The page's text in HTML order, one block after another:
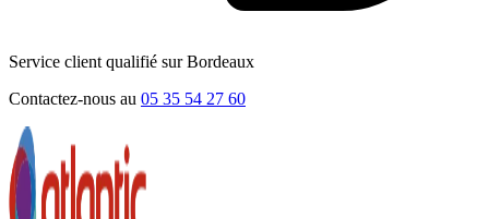
Service client qualifié sur Bordeaux
Contactez-nous au 05 35 54 27 60